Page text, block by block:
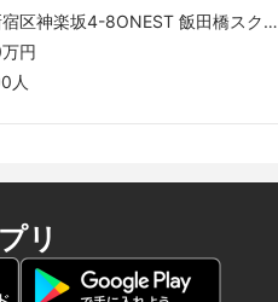
区神楽坂4-8ONEST 飯田橋スクエ
円
人
リ